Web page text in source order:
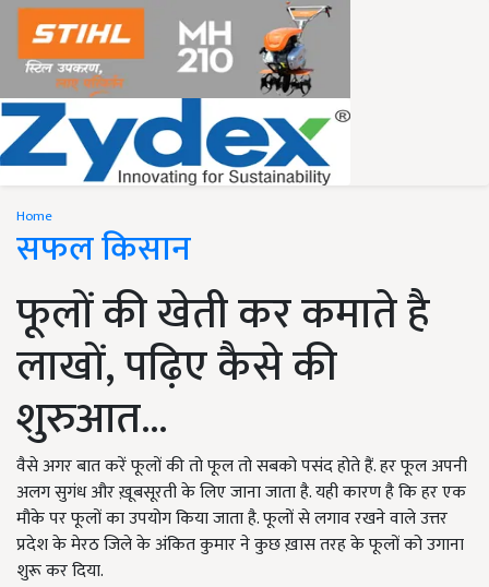
Home
सफल किसान
फूलों की खेती कर कमाते है
लाखों, पढ़िए कैसे की
शुरुआत...
वैसे अगर बात करें फूलों की तो फूल तो सबको पसंद होते हैं. हर फूल अपनी
अलग सुगंध और ख़ूबसूरती के लिए जाना जाता है. यही कारण है कि हर एक
मौके पर फूलों का उपयोग किया जाता है. फूलों से लगाव रखने वाले उत्तर
प्रदेश के मेरठ जिले के अंकित कुमार ने कुछ ख़ास तरह के फूलों को उगाना
शुरू कर दिया.